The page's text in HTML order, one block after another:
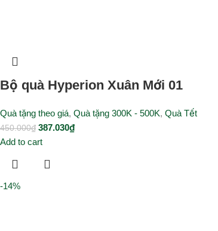
Bộ quà Hyperion Xuân Mới 01
Quà tặng theo giá, Quà tặng 300K - 500K, Quà Tết
450.000₫ 387.030₫
Add to cart
-14%